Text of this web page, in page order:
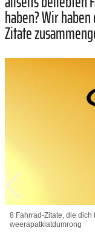
haben? Wir
Zitate
8 Fahrrad-Zitate, die dich
weerapatkiatdumrong